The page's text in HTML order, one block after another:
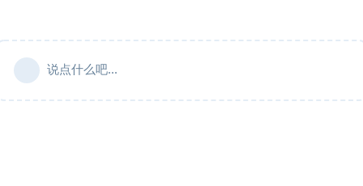
说点什么吧...